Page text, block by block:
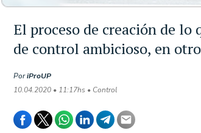
El proceso de creación de lo
de control ambicioso, en
PoriProUP
10.04.2020 • 11:17hs • Control